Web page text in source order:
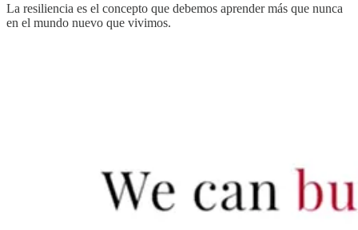
La resiliencia es el concepto que debemos aprender más que nunca
en el mundo nuevo que vivimos.